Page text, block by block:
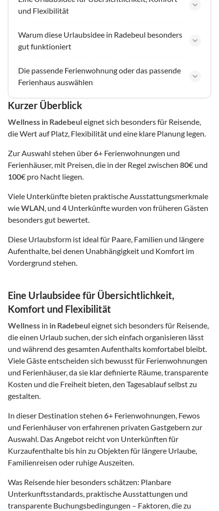
und Flexibilität
Warum diese Urlaubsidee in Radebeul besonders
gut funktioniert
Die passende Ferienwohnung oder das passende
Ferienhaus auswählen
Kurzer Überblick
Wellness in Radebeuleignet sich besonders für Reisende,
die Wert auf Platz, Flexibilität und eine klare Planung legen.
Zur Auswahl stehen über6+ Ferienwohnungen und
Ferienhäuser, mit Preisen, die in der Regel zwischen 80€ und
100€ pro Nacht liegen.
Viele Unterkünfte bieten praktische Ausstattungsmerkmale
wieWLAN, und 4 Unterkünfte wurden von früheren Gästen
besonders gut bewertet.
Diese Urlaubsform ist ideal für Paare, Familien und längere
Aufenthalte, bei denen Unabhängigkeit und Komfort im
Vordergrund stehen.
Eine Urlaubsidee für Übersichtlichkeit,
Komfort und Flexibilität
Wellness in in Radebeuleignet sich besonders für Reisende,
die einen Urlaub suchen, der sich einfach organisieren lässt
und während des gesamten Aufenthalts komfortabel bleibt.
Viele Gäste entscheiden sich bewusst für Ferienwohnungen
und Ferienhäuser, da sie klar definierte Räume, transparente
Kosten und die Freiheit bieten, den Tagesablauf selbst zu
gestalten.
In dieser Destination stehen 6+ Ferienwohnungen, Fewos
und Ferienhäuser von erfahrenen privaten Gastgebern zur
Auswahl. Das Angebot reicht von Unterkünften für
Kurzaufenthalte bis hin zu Objekten für längere Urlaube,
Familienreisen oder ruhige Auszeiten.
Was Reisende hier besonders schätzen: Planbare
Unterkunftsstandards, praktische Ausstattungen und
transparente Buchungsbedingungen – Faktoren, die zu